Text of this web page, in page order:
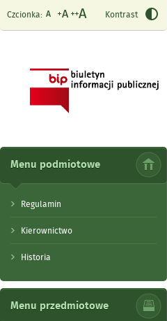
Czcionka: Kontrast
Menu podmiotowe
Regulamin
Kierownictwo
Historia
Menu przedmiotowe